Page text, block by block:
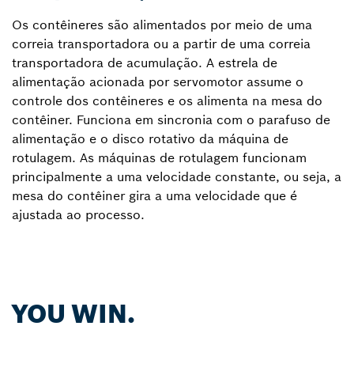
Os contêineres são alimentados por meio de uma
correia transportadora ou a partir de uma correia
transportadora de acumulação. A estrela de
alimentação acionada por servomotor assume o
controle dos contêineres e os alimenta na mesa do
contêiner. Funciona em sincronia com o parafuso de
alimentação e o disco rotativo da máquina de
rotulagem. As máquinas de rotulagem funcionam
principalmente a uma velocidade constante, ou seja, a
mesa do contêiner gira a uma velocidade que é
ajustada ao processo.
YOU WIN.